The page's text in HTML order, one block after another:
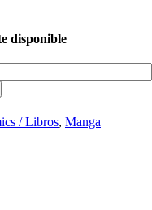
disponible
/ Libros, Manga